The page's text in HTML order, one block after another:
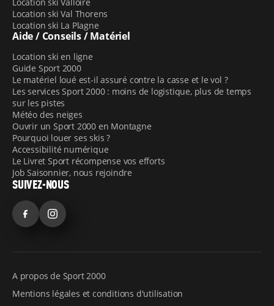
Location ski Valloire
Location ski Val Thorens
Location ski La Plagne
Aide / Conseils / Matériel
Location ski en ligne
Guide Sport 2000
Le matériel loué est-il assuré contre la casse et le vol ?
Les services Sport 2000 : moins de logistique, plus de temps
sur les pistes
Météo des neiges
Ouvrir un Sport 2000 en Montagne
Pourquoi louer ses skis ?
Accessibilité numérique
Le Livret Sport récompense vos efforts
Job Saisonnier, nous rejoindre
SUIVEZ-NOUS
FacebookInstagram
A propos de Sport 2000
Mentions légales et conditions d'utilisation